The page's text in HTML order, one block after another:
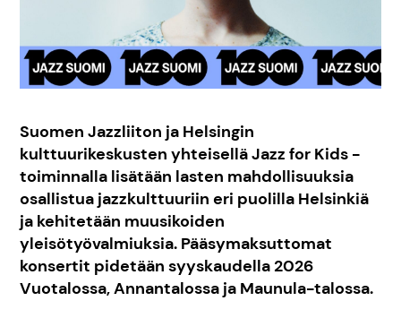
Suomen Jazzliiton ja Helsingin
kulttuurikeskusten yhteisellä Jazz for Kids -
toiminnalla lisätään lasten mahdollisuuksia
osallistua jazzkulttuuriin eri puolilla Helsinkiä
ja kehitetään muusikoiden
yleisötyövalmiuksia. Pääsymaksuttomat
konsertit pidetään syyskaudella 2026
Vuotalossa, Annantalossa ja Maunula-talossa.